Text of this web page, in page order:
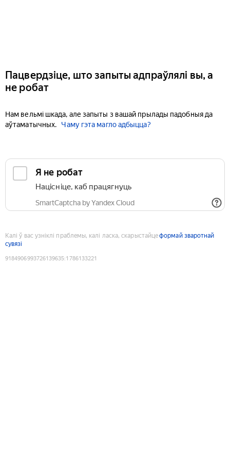
Пацвердзіце, што запыты адпраўлялі вы, а
не робат
Нам вельмі шкада, але запыты з вашай прылады падобныя да
аўтаматычных.
Чаму гэта магло адбыцца?
Я не робат
Націсніце, каб працягнуць
SmartCaptcha by Yandex Cloud
Калі ў вас узніклі праблемы, калі ласка, скарыстайцеформай зваротнай
сувязі
9184906993726139635:1786133221